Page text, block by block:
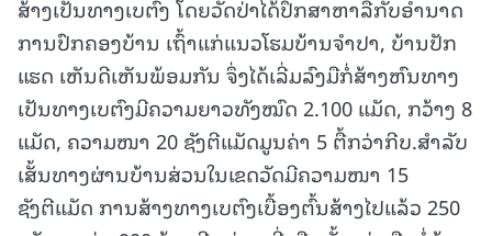
ສ້າງເປັນທາງເບຕົງ ໂດຍວັດປ່າໄດ້ປຶກສາຫາລືກັບອຳນາດ
ການປົກຄອງບ້ານ ເຖົ້າແກ່ແນວໂຮມບ້ານຈຳປາ, ບ້ານປັກ
ແຮດ ເຫັນດີເຫັນພ້ອມກັນ ຈຶ່ງໄດ້ເລີ່ມລົງມືກໍ່ສ້າງຫົນທາງ
ເປັນທາງເບຕົງມີຄວາມຍາວທັງໝົດ 2.100 ແມັດ, ກວ້າງ 8
ແມັດ, ຄວາມໜາ 20 ຊັງຕີແມັດມູນຄ່າ 5 ຕື້ກວ່າກີບ.ສຳລັບ
ເສັ້ນທາງຜ່ານບ້ານສ່ວນໃນເຂດວັດມີຄວາມໜາ 15
ຊັງຕີແມັດ ການສ້າງທາງເບຕົງເບື້ອງຕົ້ນສ້າງໄປແລ້ວ 250